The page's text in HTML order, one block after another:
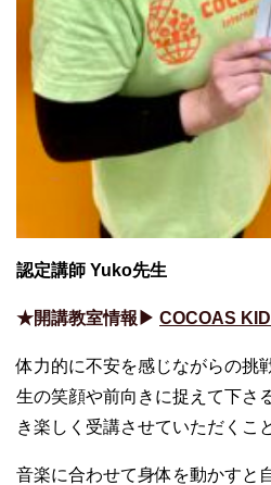
認定講師 Yuko先生
★開講教室情報▶︎ COCOAS
体力的に不安を感じながらの挑
生の笑顔や前向きに捉えて下さ
き楽しく受講させていただくこ
音楽に合わせて身体を動かすと